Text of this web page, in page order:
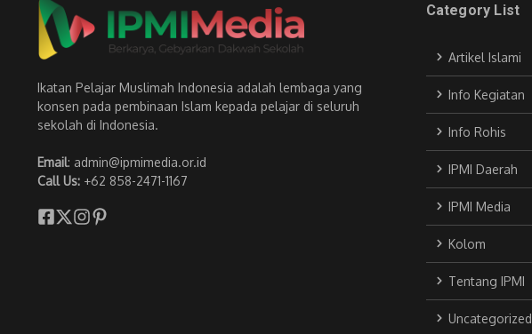
Ikatan Pelajar Muslimah Indonesia adalah lembaga yang
konsen pada pembinaan Islam kepada pelajar di seluruh
sekolah di Indonesia.
Email: admin@ipmimedia.or.id
Call Us: +62 858-2471-1167
Category List
Artikel Islami
Info Kegiatan
Info Rohis
IPMI Daerah
IPMI Media
Kolom
Tentang IPMI
Uncategorized